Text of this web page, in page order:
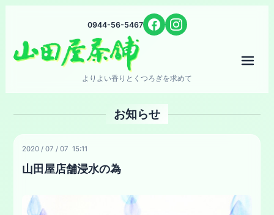
0944-56-5467
よりよい香りとくつろぎを求めて
お知らせ
2020 /07 /07 15:11
山田屋店舗浸水の為